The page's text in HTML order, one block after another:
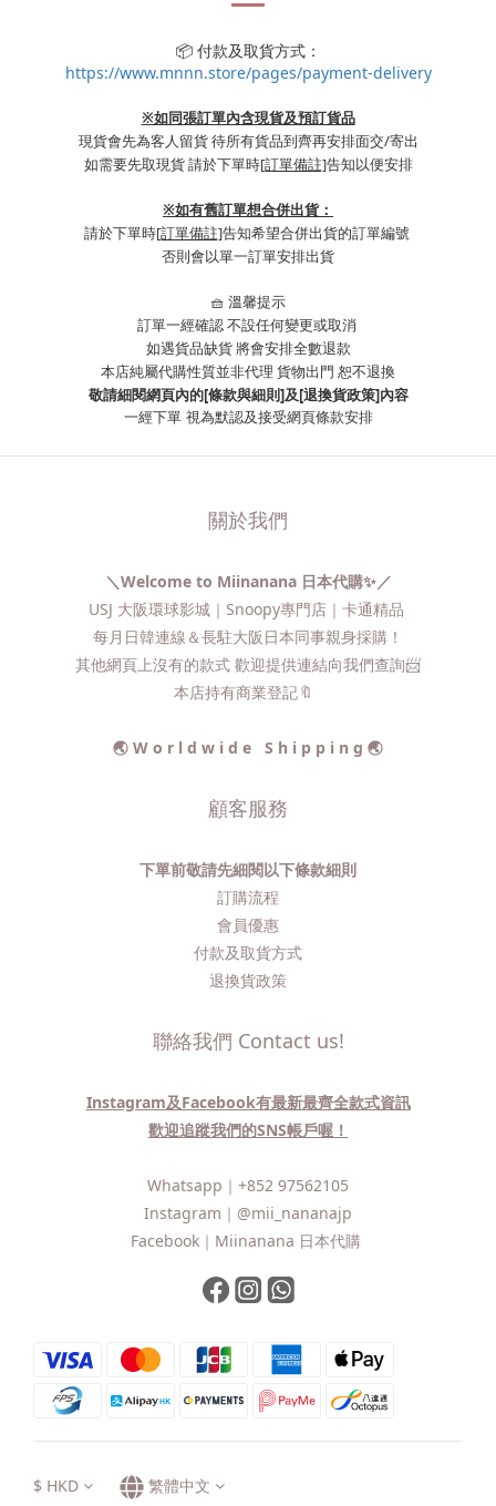
📦 付款及取貨方式：
https://www.mnnn.store/pages/payment-delivery
※如同張訂單內含現貨及預訂貨品
現貨會先為客人留貨 待所有貨品到齊再安排面交/寄出
如需要先取現貨 請於下單時[訂單備註]告知以便安排
※如有舊訂單想合併出貨：
請於下單時[訂單備註]告知希望合併出貨的訂單編號
否則會以單一訂單安排出貨
🧺 溫馨提示
訂單一經確認 不設任何變更或取消
如遇貨品缺貨 將會安排全數退款
本店純屬代購性質並非代理 貨物出門 恕不退換
敬請細閱網頁內的[條款與細則]及[退換貨政策]內容
一經下單 視為默認及接受網頁條款安排
關於我們
＼Welcome to Miinanana 日本代購✨／
USJ 大阪環球影城｜Snoopy專門店｜卡通精品
每月日韓連線＆長駐大阪日本同事親身採購！
其他網頁上沒有的款式 歡迎提供連結向我們查詢📨​
本店持有商業登記🔖
🌏 W o r l d w i d e S h i p p i n g 🌏
顧客服務
下單前敬請先細閱以下條款細則
訂購流程​
會員優惠
付款及取貨方式
退換貨政策
聯絡我們 Contact us!
Instagram及Facebook有最新最齊全款式資訊
歡迎追蹤我們的SNS帳戶喔！
Whatsapp｜ +852 97562105
Instagram｜ @mii_nananajp
Facebook｜ Miinanana 日本代購
$ HKD 繁體中文